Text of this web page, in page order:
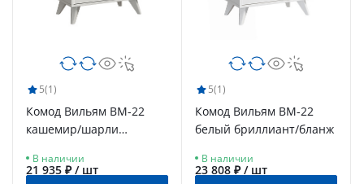
5(1)
Комод Вильям ВМ-22
кашемир/шарли
В наличии
21 935 ₽ / шт
5(1)
Комод Вильям ВМ-22
белый бриллиант/бланж
В наличии
23 808 ₽ / шт